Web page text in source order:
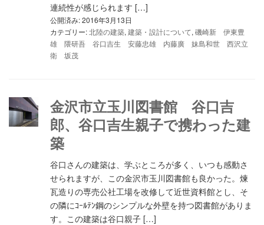
連続性が感じられます […]
公開済み: 2016年3月13日
カテゴリー:北陸の建築, 建築・設計について, 磯崎新 伊東豊
雄 隈研吾 谷口吉生 安藤忠雄 内藤廣 妹島和世 西沢立
衛 坂茂
金沢市立玉川図書館 谷口吉
郎、谷口吉生親子で携わった建
築
谷口さんの建築は、学ぶところが多く、いつも感動さ
せられますが、この金沢市玉川図書館も良かった。煉
瓦造りの専売公社工場を改修して近世資料館とし、そ
の隣にｺｰﾙﾃﾝ鋼のシンプルな外壁を持つ図書館がありま
す。この建築は谷口親子 […]